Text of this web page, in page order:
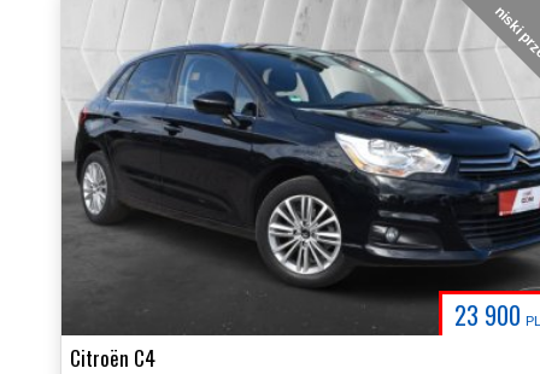
23 900
niski
Citroën C4